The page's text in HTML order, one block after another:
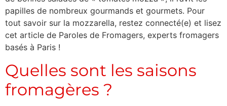
papilles de nombreux gourmands et gourmets. Pour
tout savoir sur la mozzarella, restez connecté(e) et lisez
cet article de Paroles de Fromagers, experts fromagers
basés à Paris !
Quelles sont les saisons
fromagères ?